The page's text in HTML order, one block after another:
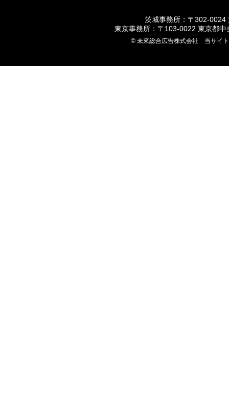
茨城事務所：〒302-0024
東京事務所：〒103-0022 東京都
© 未來総合広告株式会社 当サイ